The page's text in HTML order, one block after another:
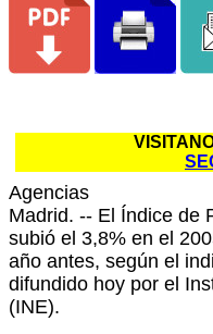
Agencias
Madrid. -- El Índice de
subió el 3,8% en el
año antes, según el
difundido hoy por el
(INE).